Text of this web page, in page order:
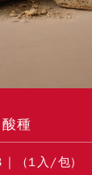
種
| (1入/包)